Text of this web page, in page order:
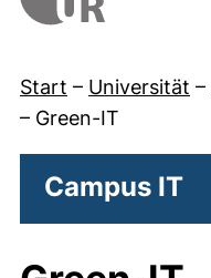
Start – Universität –
– Green-IT
Campus IT